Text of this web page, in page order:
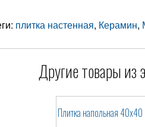
плитка настенная, Керамин,
Другие товары из
Плитка напольная